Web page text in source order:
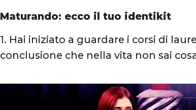
Maturando: ecco il tuo identikit
1. Hai iniziato a guardare i corsi di
conclusione che nella vita non sai